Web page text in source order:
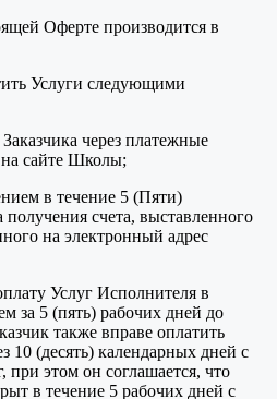
Оферте производится в
Услуги следующими
через платежные
сайте Школы;
в течение 5 (Пяти)
счета, выставленного
на электронный адрес
Услуг Исполнителя в
за 5 (пять) рабочих дней до
также вправе оплатить
10 (десять) календарных дней с
при этом он соглашается, что
в течение 5 рабочих дней с